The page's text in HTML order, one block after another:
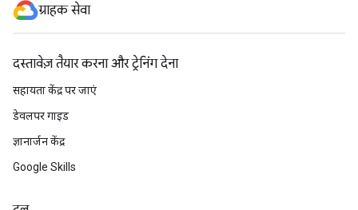
ग्राहक सेवा
दस्तावेज़ तैयार करना और ट्रेनिंग देना
सहायता केंद्र पर जाएं
डेवलपर गाइड
ज्ञानार्जन केंद्र
Google Skills